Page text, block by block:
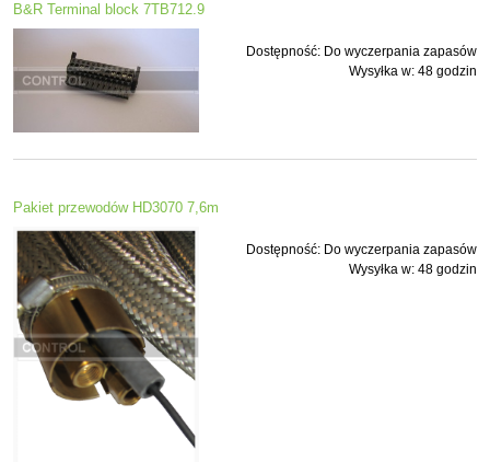
B&R Terminal block 7TB712.9
Dostępność: Do wyczerpania zapasów
Wysyłka w: 48 godzin
Pakiet przewodów HD3070 7,6m
Dostępność: Do wyczerpania zapasów
Wysyłka w: 48 godzin